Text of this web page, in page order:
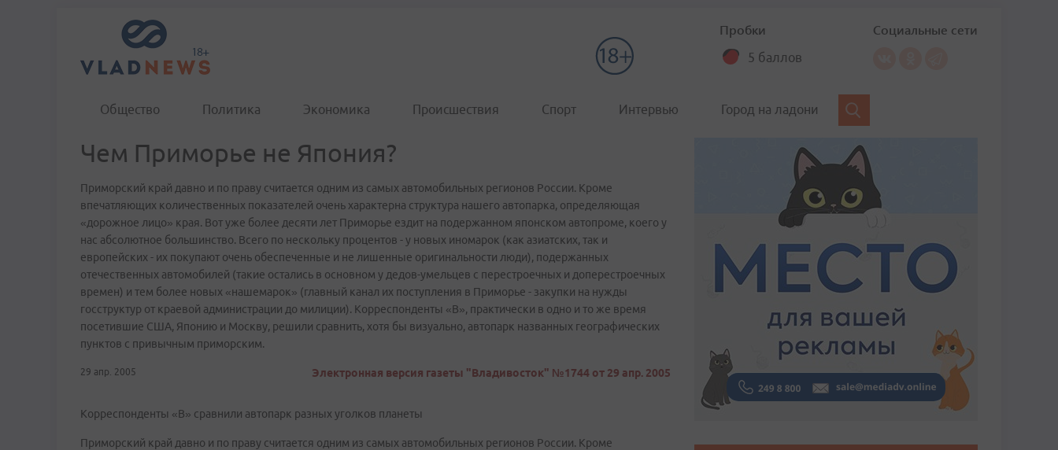
Пробки
5 баллов
Социальные сети
Общество Политика Экономика Происшествия Спорт Интервью Город на ладони
Чем Приморье не Япония?
Приморский край давно и по праву считается одним из самых автомобильных регионов России. Кроме
впечатляющих количественных показателей очень характерна структура нашего автопарка, определяющая
«дорожное лицо» края. Вот уже более десяти лет Приморье ездит на подержанном японском автопроме, коего у
нас абсолютное большинство. Всего по нескольку процентов - у новых иномарок (как азиатских, так и
европейских - их покупают очень обеспеченные и не лишенные оригинальности люди), подержанных
отечественных автомобилей (такие остались в основном у дедов-умельцев с перестроечных и доперестроечных
времен) и тем более новых «нашемарок» (главный канал их поступления в Приморье - закупки на нужды
госструктур от краевой администрации до милиции). Корреспонденты «В», практически в одно и то же время
посетившие США, Японию и Москву, решили сравнить, хотя бы визуально, автопарк названных географических
пунктов с привычным приморским.
29 апр. 2005 Электронная версия газеты "Владивосток" №1744 от 29 апр. 2005
Корреспонденты «В» сравнили автопарк разных уголков планеты
Приморский край давно и по праву считается одним из самых автомобильных регионов России. Кроме